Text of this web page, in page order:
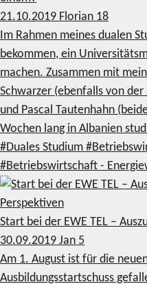
21.10.2019 Florian 18
Im Rahmen meines dualen
bekommen, ein
machen. Zusammen mit
Schwarzer (ebenfalls von der
und Pascal Tautenhahn
Wochen lang in Albanien
#Duales Studium
#Betriebswirtschaft -
Perspektiven
Start bei der EWE TEL –
30.09.2019 Jan 5
Am 1. August ist für die
Ausbildungsstartschuss